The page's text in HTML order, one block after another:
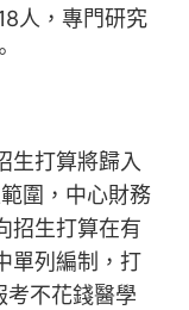
人，專門研究
打算將歸入
圍，中心財務
招生打算在有
單列編制，打
考不花錢醫學